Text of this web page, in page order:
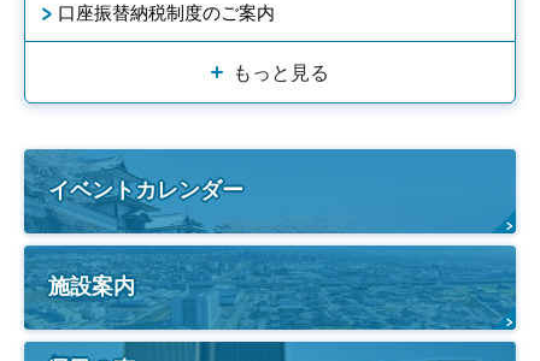
口座振替納税制度のご案内
もっと見る
イベントカレンダー
施設案内